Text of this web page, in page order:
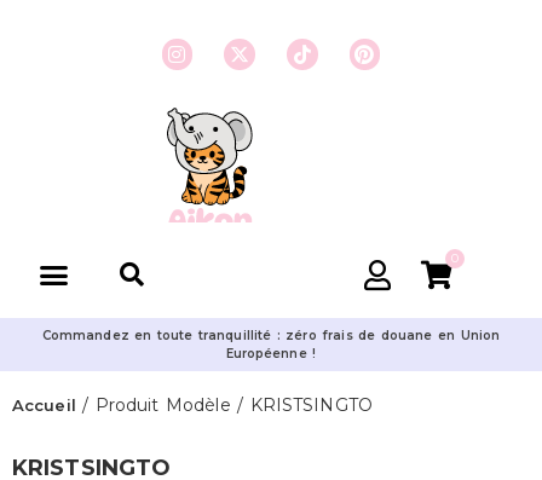
0
Commandez en toute tranquillité : zéro frais de douane en Union
Européenne !
Accueil / Produit Modèle / KRISTSINGTO
KRISTSINGTO